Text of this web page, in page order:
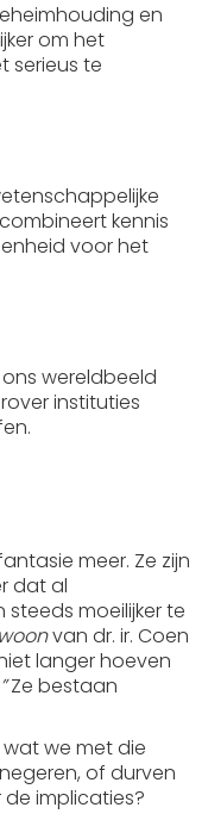
en
om het
serieus te
kennis
voor het
wereldbeeld
instituties
meer. Ze zijn
dat al
moeilijker te
van dr. ir. Coen
langer hoeven
Ze bestaan
wat we met die
of durven
implicaties?